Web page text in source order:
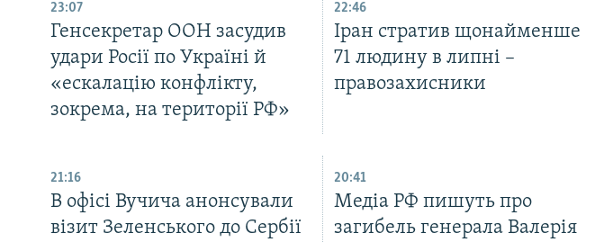
23:07
Генсекретар ООН засудив
удари Росії по Україні й
«ескалацію конфлікту,
зокрема, на території РФ»
22:46
Іран стратив щонайменше
71 людину в липні –
правозахисники
21:16
В офісі Вучича анонсували
візит Зеленського до Сербії
20:41
Медіа РФ пишуть про
загибель генерала Валерія